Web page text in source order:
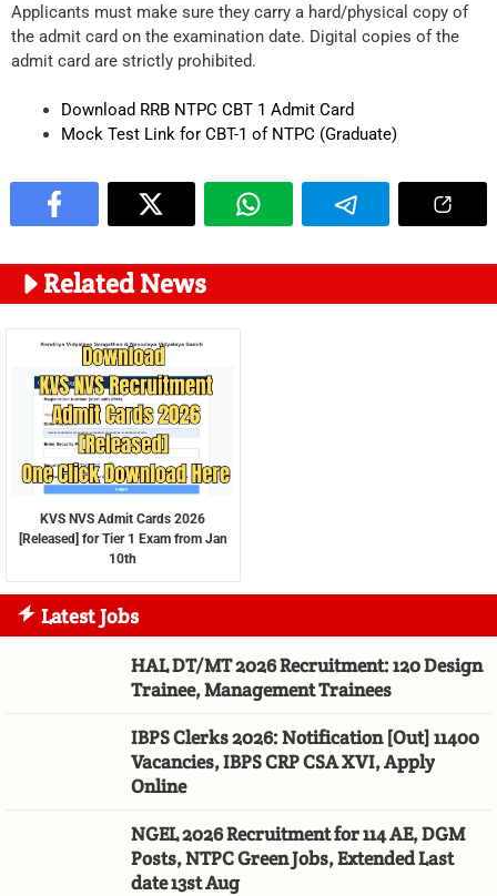
Applicants must make sure they carry a hard/physical copy of
the admit card on the examination date. Digital copies of the
admit card are strictly prohibited.
Download RRB NTPC CBT 1 Admit Card
Mock Test Link for CBT-1 of NTPC (Graduate)
Related News
KVS NVS Admit Cards 2026
[Released] for Tier 1 Exam from Jan
10th
Latest Jobs
HAL DT/MT 2026 Recruitment: 120 Design
Trainee, Management Trainees
IBPS Clerks 2026: Notification [Out] 11400
Vacancies, IBPS CRP CSA XVI, Apply
Online
NGEL 2026 Recruitment for 114 AE, DGM
Posts, NTPC Green Jobs, Extended Last
date 13st Aug